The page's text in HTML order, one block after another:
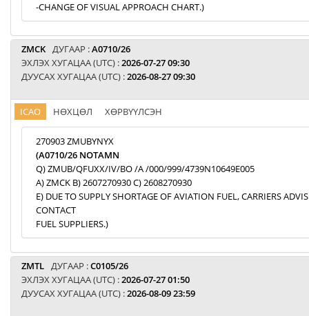
-CHANGE OF VISUAL APPROACH CHART.)
ZMCK ДУГААР :A0710/26
ЭХЛЭХ ХУГАЦАА (UTC) :2026-07-27 09:30
ДУУСАХ ХУГАЦАА (UTC) :2026-08-27 09:30
ICAO НӨХЦӨЛ ХӨРВҮҮЛСЭН
270903 ZMUBYNYX
(A0710/26 NOTAMN
Q) ZMUB/QFUXX/IV/BO /A /000/999/4739N10649E005
A) ZMCK B) 2607270930 C) 2608270930
E) DUE TO SUPPLY SHORTAGE OF AVIATION FUEL, CARRIERS
CONTACT
FUEL SUPPLIERS.)
ZMTL ДУГААР :C0105/26
ЭХЛЭХ ХУГАЦАА (UTC) :2026-07-27 01:50
ДУУСАХ ХУГАЦАА (UTC) :2026-08-09 23:59